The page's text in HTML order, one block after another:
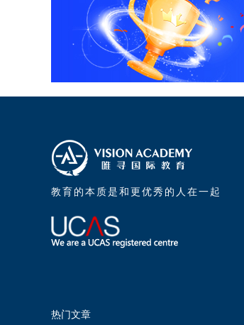
教育的本质是和更优秀的人在一起
热门文章